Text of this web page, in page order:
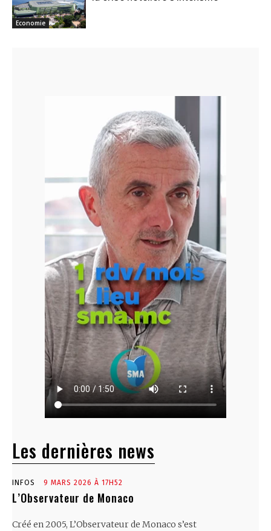
Economie
Les dernières news
INFOS 9 MARS 2026 À 17H52
L’Observateur de Monaco
Créé en 2005, L’Observateur de Monaco s’est